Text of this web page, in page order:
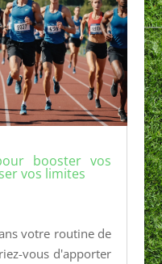
booster vos
vos limites
votre routine de
vous d'apporter